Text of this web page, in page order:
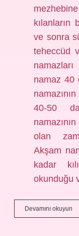
ve sonra
teheccüd
namaz 40
40-50
olan
Akşam
kadar
okunduğu
Devamını okuyun